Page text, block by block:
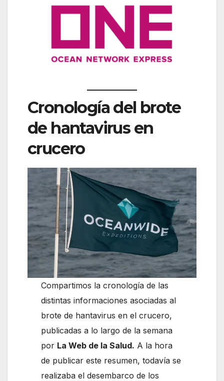
Cronología del brote
de hantavirus en
crucero
Compartimos la cronología de las
distintas informaciones asociadas al
brote de hantavirus en el crucero,
publicadas a lo largo de la semana
por La Web de la Salud. A la hora
de publicar este resumen, todavía se
realizaba el desembarco de los